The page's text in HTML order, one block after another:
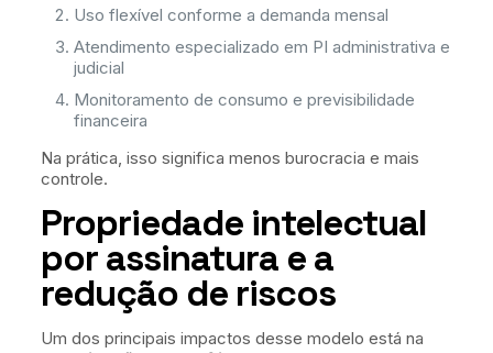
Uso flexível conforme a demanda mensal
Atendimento especializado em PI administrativa e
judicial
Monitoramento de consumo e previsibilidade
financeira
Na prática, isso significa menos burocracia e mais
controle.
Propriedade intelectual
por assinatura e a
redução de riscos
Um dos principais impactos desse modelo está na